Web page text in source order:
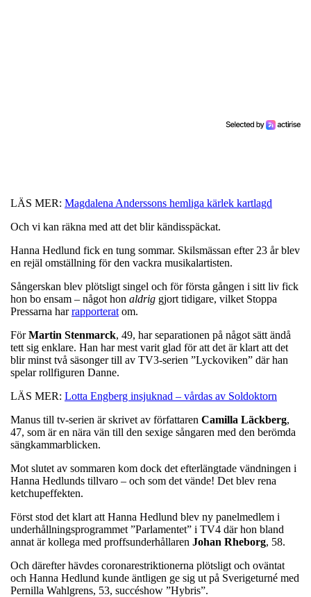
LÄS MER: Magdalena Anderssons hemliga kärlek kartlagd
Och vi kan räkna med att det blir kändisspäckat.
Hanna Hedlund fick en tung sommar. Skilsmässan efter 23 år blev
en rejäl omställning för den vackra musikalartisten.
Sångerskan blev plötsligt singel och för första gången i sitt liv fick
hon bo ensam – något hon aldrig gjort tidigare, vilket Stoppa
Pressarna harrapporterat om.
FörMartin Stenmarck, 49, har separationen på något sätt ändå
tett sig enklare. Han har mest varit glad för att det är klart att det
blir minst två säsonger till av TV3-serien ”Lyckoviken” där han
spelar rollfiguren Danne.
LÄS MER: Lotta Engberg insjuknad – vårdas av Soldoktorn
Manus till tv-serien är skrivet av författaren Camilla Läckberg,
47, som är en nära vän till den sexige sångaren med den berömda
sängkammarblicken.
Mot slutet av sommaren kom dock det efterlängtade vändningen i
Hanna Hedlunds tillvaro – och som det vände! Det blev rena
ketchupeffekten.
Först stod det klart att Hanna Hedlund blev ny panelmedlem i
underhållningsprogrammet ”Parlamentet” i TV4 där hon bland
annat är kollega med proffsunderhållaren Johan Rheborg, 58.
Och därefter hävdes coronarestriktionerna plötsligt och oväntat
och Hanna Hedlund kunde äntligen ge sig ut på Sverigeturné med
Pernilla Wahlgrens, 53, succéshow ”Hybris”.